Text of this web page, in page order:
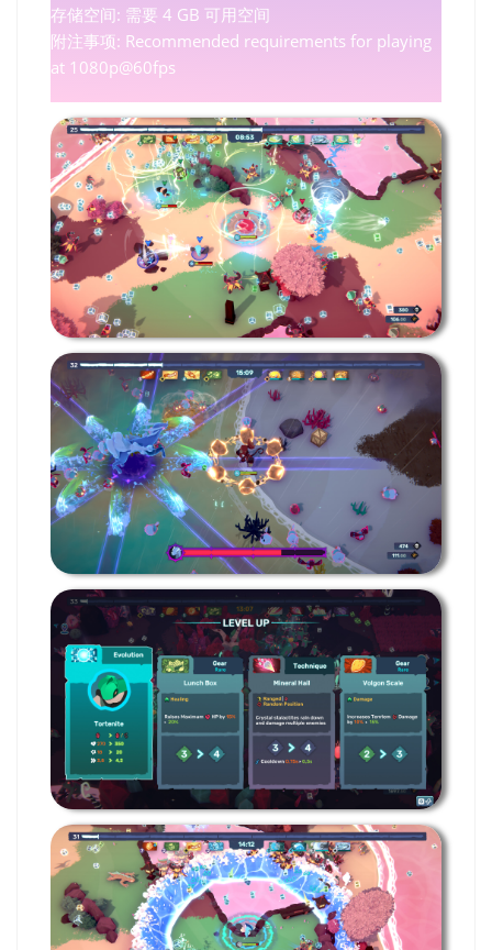
存储空间: 需要 4 GB 可用空间
附注事项: Recommended requirements for playing
at 1080p@60fps